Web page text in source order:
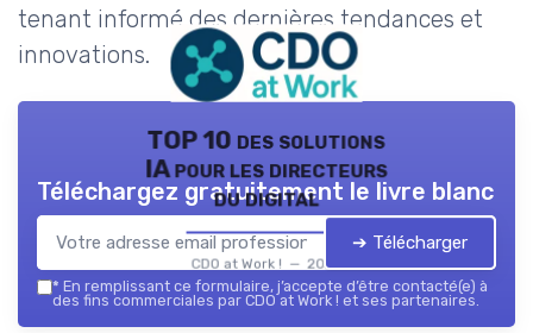
tenant informé des dernières tendances et
innovations.
TOP 10 des solutions
IA pour les directeurs
du digital
CDO at Work ! — 2026
Téléchargez gratuitement le livre blanc
➔ Télécharger
* En remplissant ce formulaire, j’accepte d’être contacté(e) à
des fins commerciales par CDO at Work ! et ses partenaires.